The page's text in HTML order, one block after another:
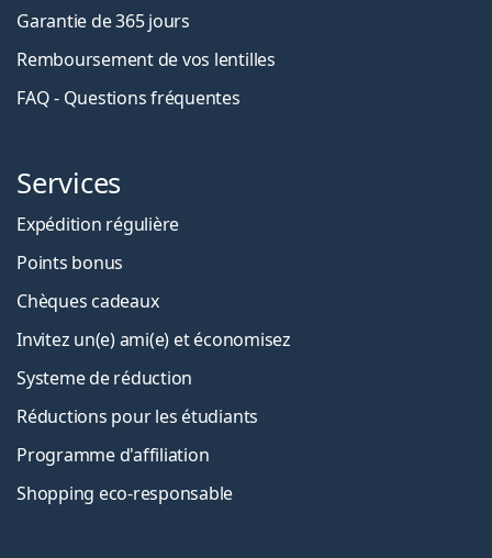
Garantie de 365 jours
Remboursement de vos lentilles
FAQ - Questions fréquentes
Services
Expédition régulière
Points bonus
Chèques cadeaux
Invitez un(e) ami(e) et économisez
Systeme de réduction
Réductions pour les étudiants
Programme d'affiliation
Shopping eco-responsable